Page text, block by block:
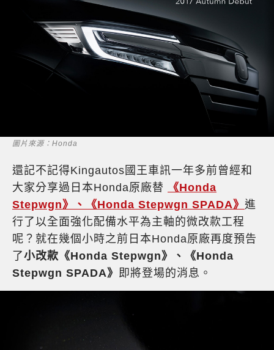
圖片來源：Honda
還記不記得Kingautos國王車訊一年多前曾經和
大家分享過日本Honda原廠替
《Honda
Stepwgn》、《Honda Stepwgn SPADA》 進
行了以全面強化配備水平為主軸的微改款工程
呢？就在幾個小時之前日本Honda原廠再度預告
了小改款《Honda Stepwgn》、《Honda
Stepwgn SPADA》 即將登場的消息。